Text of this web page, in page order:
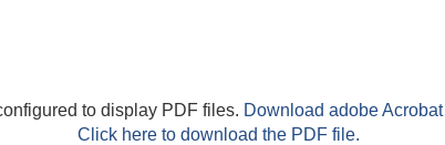
to display PDF files. Download adobe Acrobat
Click here to download the PDF file.